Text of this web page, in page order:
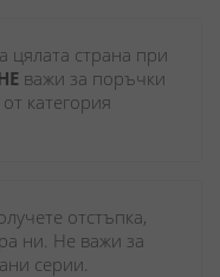
цялата страна при
важи за поръчки
категория
отстъпка,
ни. Не важи за
серии.